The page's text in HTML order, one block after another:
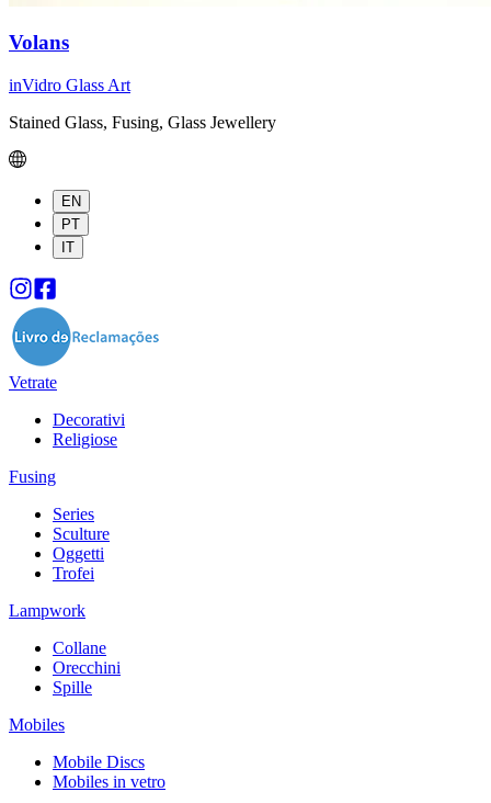
Volans
inVidro Glass Art
Stained Glass, Fusing, Glass Jewellery
EN
PT
IT
Vetrate
Decorativi
Religiose
Fusing
Series
Sculture
Oggetti
Trofei
Lampwork
Collane
Orecchini
Spille
Mobiles
Mobile Discs
Mobiles in vetro